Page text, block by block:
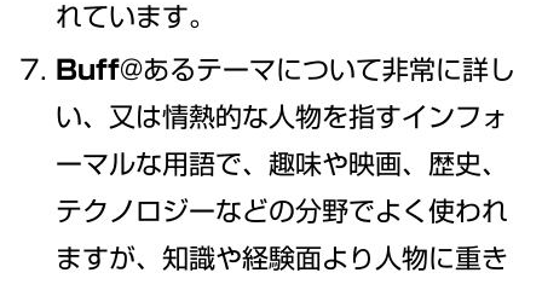
れています。
Buff@あるテーマについて非常に詳し
い、又は情熱的な人物を指すインフォ
ーマルな用語で、趣味や映画、歴史、
テクノロジーなどの分野でよく使われ
ますが、知識や経験面より人物に重き